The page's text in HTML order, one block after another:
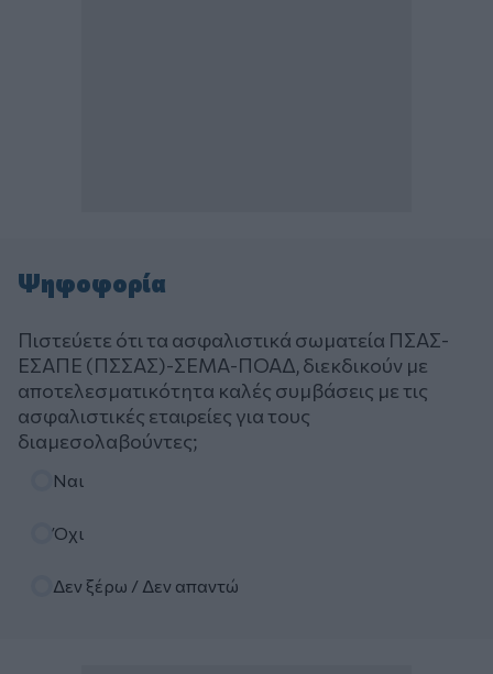
Ψηφοφορία
Πιστεύετε ότι τα ασφαλιστικά σωματεία ΠΣΑΣ-
ΕΣΑΠΕ (ΠΣΣΑΣ)-ΣΕΜΑ-ΠΟΑΔ, διεκδικούν με
αποτελεσματικότητα καλές συμβάσεις με τις
ασφαλιστικές εταιρείες για τους
διαμεσολαβούντες;
Ναι
Όχι
Δεν ξέρω / Δεν απαντώ